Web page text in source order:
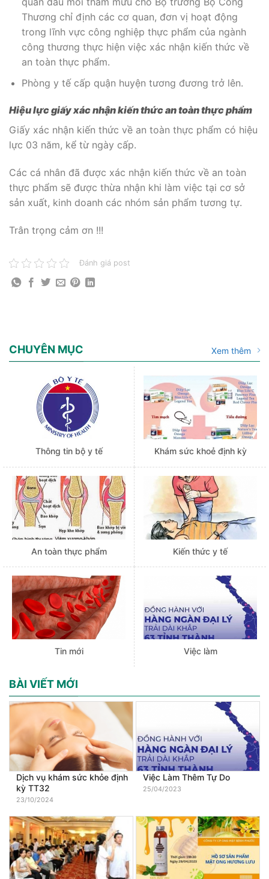
Thương chỉ định các cơ quan, đơn vị hoạt động
trong lĩnh vực công nghiệp thực phẩm của ngành
công thương thực hiện việc xác nhận kiến thức về
an toàn thực phẩm.
Phòng y tế cấp quận huyện tương đương trở lên.
Hiệu lực giấy xác nhận kiến thức an toàn thực phẩm
Giấy xác nhận kiến thức về an toàn thực phẩm có hiệu
lực 03 năm, kể từ ngày cấp.
Các cá nhân đã được xác nhận kiến thức về an toàn
thực phẩm sẽ được thừa nhận khi làm việc tại cơ sở
sản xuất, kinh doanh các nhóm sản phẩm tương tự.
Trân trọng cảm ơn !!!
Đánh giá post
CHUYÊN MỤC Xem thêm
Thông tin bộ y tế Khám sức khoẻ định kỳ
An toàn thực phẩm Kiến thức y tế
Tin mới Việc làm
BÀI VIẾT MỚI
Dịch vụ khám sức khỏe định
kỳ TT32
23/10/2024
Việc Làm Thêm Tự Do
25/04/2023